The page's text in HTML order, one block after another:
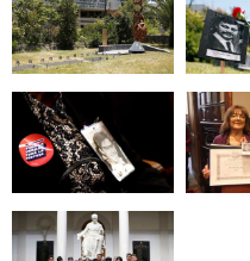
Zoom Zoom
Zoom